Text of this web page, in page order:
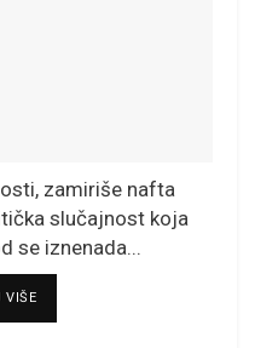
zamiriše nafta
slučajnost koja
se iznenada...
VIŠEDETAILS